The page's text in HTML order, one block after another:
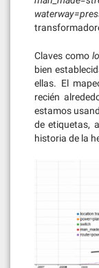
Claves como
bien
ellas. El
recién
estamos
de etiquetas,
historia de la